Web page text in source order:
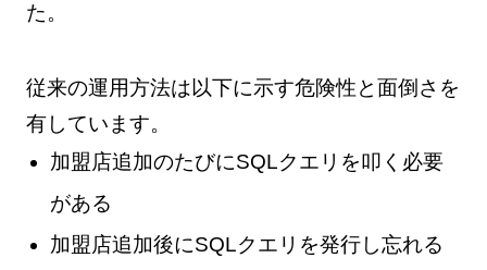
た。
従来の運用方法は以下に示す危険性と面倒さを
有しています。
加盟店追加のたびにSQLクエリを叩く必要
がある
加盟店追加後にSQLクエリを発行し忘れる